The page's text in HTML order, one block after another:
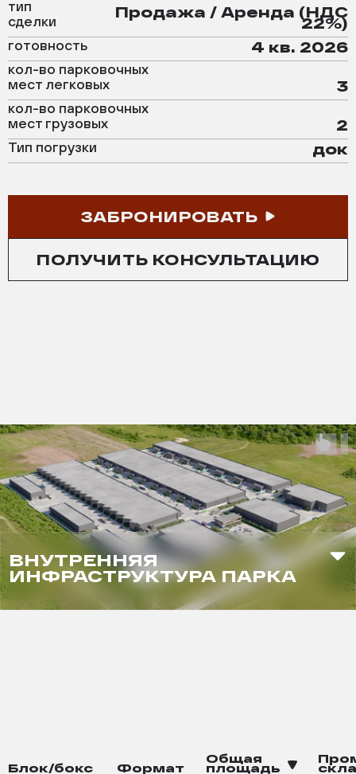
тип
сделки
Продажа / Аренда (НДС
22%)
готовность 4 кв. 2026
кол-во парковочных
мест легковых
3
кол-во парковочных
мест грузовых
2
Тип погрузки док
ЗАБРОНИРОВАТЬ
ПОЛУЧИТЬ КОНСУЛЬТАЦИЮ
ВНУТРЕННЯЯ
ИНФРАСТРУКТУРА ПАРКА
Блок/бокс Формат
Общая
площадь